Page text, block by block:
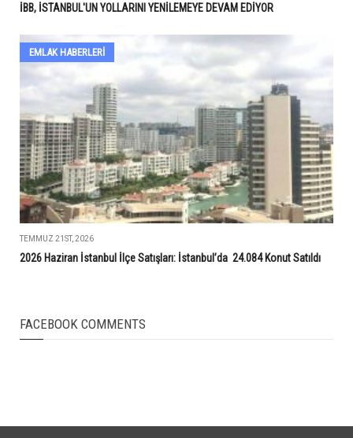
İBB, İSTANBUL'UN YOLLARINI YENİLEMEYE DEVAM EDİYOR
EMLAK HABERLERI
TEMMUZ 21ST, 2026
2026 Haziran İstanbul İlçe Satışları: İstanbul’da 24.084 Konut Satıldı
FACEBOOK COMMENTS